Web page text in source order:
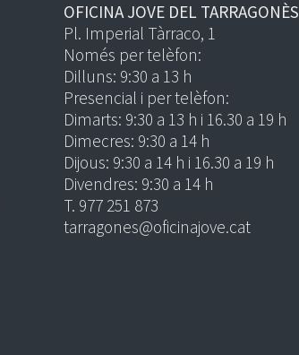
OFICINA JOVE DEL TARRAGONÈS
Pl. Imperial Tàrraco, 1
Només per telèfon:
Dilluns: 9:30 a 13 h
Presencial i per telèfon:
Dimarts: 9:30 a 13 h i 16.30 a 19 h
Dimecres: 9:30 a 14 h
Dijous: 9:30 a 14 h i 16.30 a 19 h
Divendres: 9:30 a 14 h
T. 977 251 873
tarragones@oficinajove.cat